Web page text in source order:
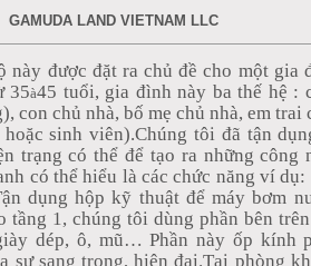
GAMUDA LAND VIETNAM LLC
này được đặt ra chủ đề cho một gia
35à45 tuổi, gia đình này ba thế hệ :
con chủ nhà, bố mẹ chủ nhà, em trai
sinh viên).Chúng tôi đã tận
trạng có thể để tạo ra những công
có thể hiểu là các chức năng ví dụ:
dụng hộp kỹ thuật để máy bơm
tầng 1, chúng tôi dùng phần bên
dép, ô, mũ… Phần này ốp kính
sự sang trọng, hiện đại.Tại phòng